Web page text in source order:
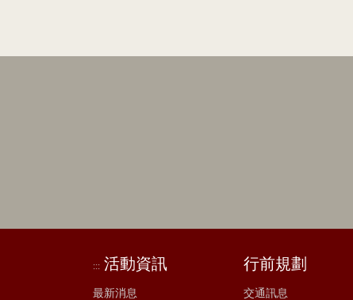
::: 活動資訊
最新消息
行前規劃
交通訊息